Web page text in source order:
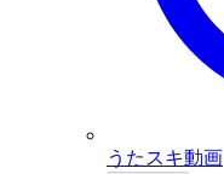
うたスキ動画